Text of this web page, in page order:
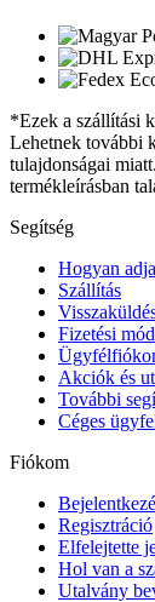
*Ezek a szállítási
Lehetnek további
tulajdonságai
termékleírásban
Segítség
Hogyan
Szállítás
Fizetési
Akciók és
További
Céges
Fiókom
Regisztráció
Elfelejtette
Hol van a
Utalvány